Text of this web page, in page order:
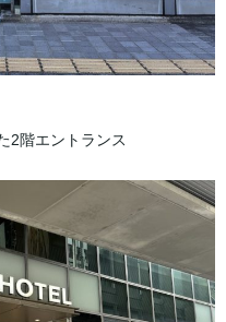
2階エントランス